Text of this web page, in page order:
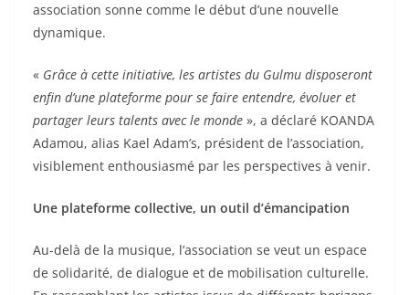
association sonne comme le début d’une nouvelle
dynamique.
« Grâce à cette initiative, les artistes du Gulmu disposeront
enfin d’une plateforme pour se faire entendre, évoluer et
partager leurs talents avec le monde », a déclaré KOANDA
Adamou, alias Kael Adam’s, président de l’association,
visiblement enthousiasmé par les perspectives à venir.
Une plateforme collective, un outil d’émancipation
Au-delà de la musique, l’association se veut un espace
de solidarité, de dialogue et de mobilisation culturelle.